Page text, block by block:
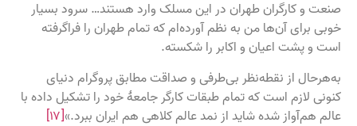
صنعت و کارگران طهران در این مسلک وارد هستند… سرود بسیار
خوبی برای آن‌ها من به نظم آورده‌ام که تمام طهران را فراگرفته
است و پشت اعیان و اکابر را شکسته.
به‌هرحال از نقطه‌نظر بی‌طرفی و صداقت مطابق پروگرام دنیای
کنونی لازم است که تمام طبقات کارگر جامعهٔ خود را تشکیل داده با
عالم هم‌آواز شده شاید از نمد عالم کلاهی هم ایران ببرد.»[۱۷]